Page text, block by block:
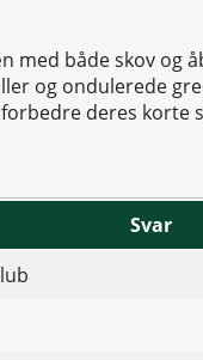
både skov og
og ondulerede
deres korte
Svar